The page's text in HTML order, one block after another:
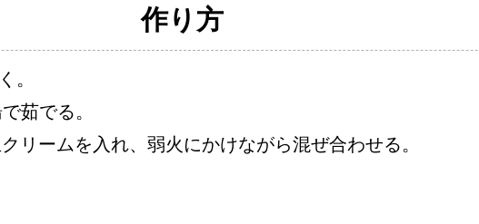
作り方
。
茹でる。
ームを入れ、弱火にかけながら混ぜ合わせる。